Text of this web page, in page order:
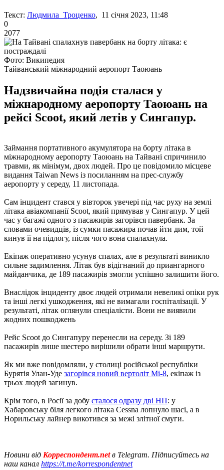
Текст: Людмила Троценко, 11 січня 2023, 11:48
0
2077
Фото: Википедия
Тайванський міжнародний аеропорт Таоюань
Надзвичайна подія сталася у
міжнародному аеропорту Таоюань на
рейсі Scoot, який летів у Сингапур.
Займання портативного акумулятора на борту літака в
міжнародному аеропорту Таоюань на Тайвані спричинило
травми, як мінімум, двох людей. Про це повідомило місцеве
видання Taiwan News із посиланням на прес-службу
аеропорту у середу, 11 листопада.
Сам інцидент стався у вівторок увечері під час руху на землі
літака авіакомпанії Scoot, який прямував у Сингапур. У цей
час у багажі одного з пасажирів загорівся павербанк. За
словами очевидців, із сумки пасажира почав йти дим, той
кинув її на підлогу, після чого вона спалахнула.
Екіпаж оперативно усунув спалах, але в результаті виникло
сильне задимлення. Літак був відігнаний до приангарного
майданчика, де 189 пасажирів змогли успішно залишити його.
Внаслідок інциденту двоє людей отримали невеликі опіки рук
та інші легкі ушкодження, які не вимагали госпіталізації. У
результаті, літак оглянули спеціалісти. Вони не виявили
жодних пошкоджень
Рейс Scoot до Сингапуру перенесли на середу. Зі 189
пасажирів лише шестеро вирішили обрати інші маршрути.
Як ми вже повідомляли, у столиці російської республіки
Бурятія Улан-Уде загорівся новий вертоліт Мі-8, екіпаж із
трьох людей загинув.
Крім того, в Росії за добу сталося одразу дві НП: у
Хабаровську біля легкого літака Cessna лопнуло шасі, а в
Норильську лайнер викотився за межі злітної смуги.
Новини від Корреспондент.netв Telegram. Підписуйтесь на
наш канал https://t.me/korrespondentnet